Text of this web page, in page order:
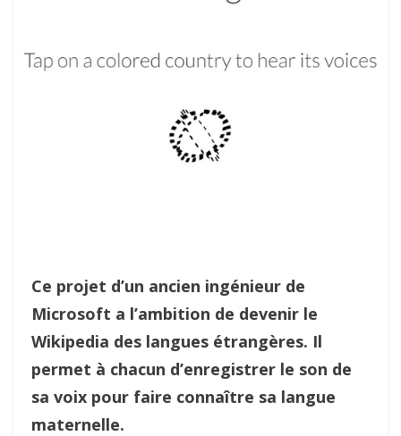
Ce projet d’un ancien ingénieur de
Microsoft a l’ambition de devenir le
Wikipedia des langues étrangères. Il
permet à chacun d’enregistrer le son de
sa voix pour faire connaître sa langue
maternelle.